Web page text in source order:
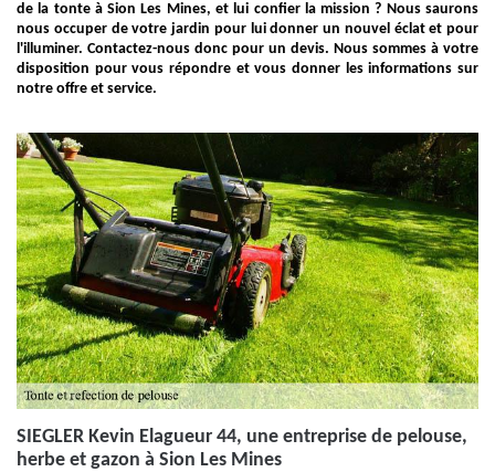
de la tonte à Sion Les Mines, et lui confier la mission ? Nous saurons
nous occuper de votre jardin pour lui donner un nouvel éclat et pour
l'illuminer. Contactez-nous donc pour un devis. Nous sommes à votre
disposition pour vous répondre et vous donner les informations sur
notre offre et service.
SIEGLER Kevin Elagueur 44, une entreprise de pelouse,
herbe et gazon à Sion Les Mines